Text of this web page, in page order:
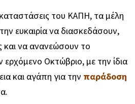
του ΚΑΠΗ, τα μέλη
ευκαιρία να διασκεδάσουν,
και να ανανεώσουν το
ερχόμενο Οκτώβριο, με την ίδια
και αγάπη για την παράδοση